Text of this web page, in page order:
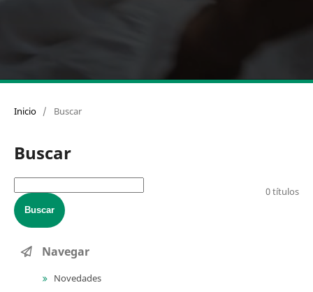
Inicio / Buscar
Buscar
0 títulos
Buscar
Navegar
Novedades